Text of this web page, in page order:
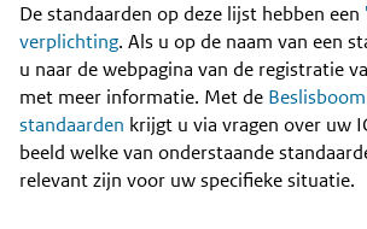
Content
De standaarden op deze lijst hebben een
verplichting. Als u op de naam van een
u naar de webpagina van de registratie
met meer informatie. Met de
standaarden krijgt u via vragen over uw
beeld welke van onderstaande
relevant zijn voor uw specifieke situatie.